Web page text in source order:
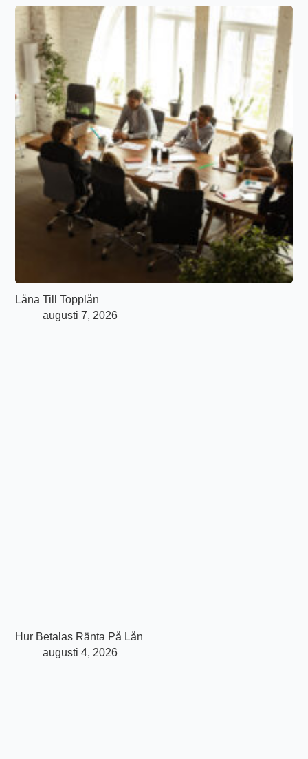
Låna Till Topplån
augusti 7, 2026
Hur Betalas Ränta På Lån
augusti 4, 2026